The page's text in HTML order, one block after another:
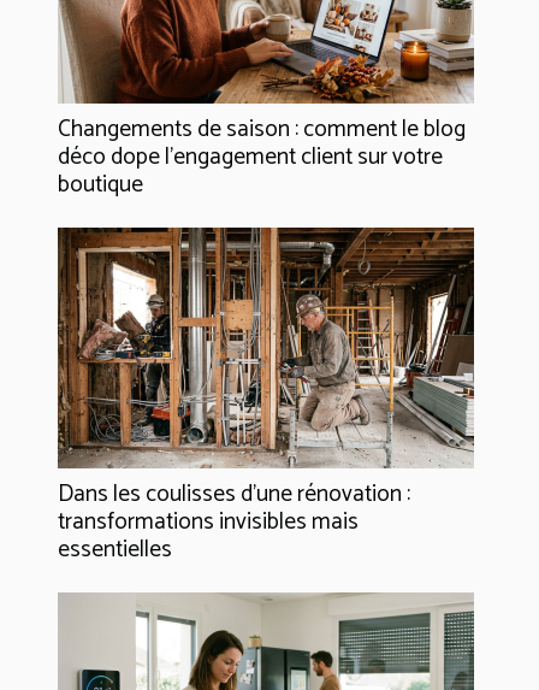
Changements de saison : comment le blog
déco dope l’engagement client sur votre
boutique
Dans les coulisses d'une rénovation :
transformations invisibles mais
essentielles